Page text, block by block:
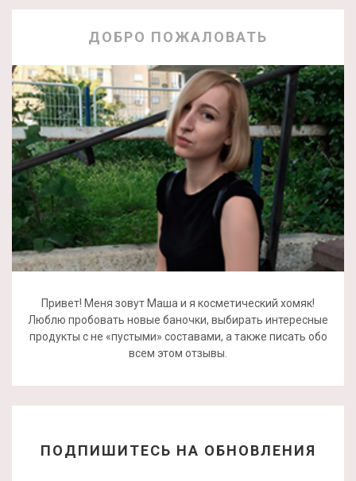
ДОБРО ПОЖАЛОВАТЬ
Привет! Меня зовут Маша и я косметический хомяк!
Люблю пробовать новые баночки, выбирать интересные
продукты с не «пустыми» составами, а также писать обо
всем этом отзывы.
ПОДПИШИТЕСЬ НА ОБНОВЛЕНИЯ